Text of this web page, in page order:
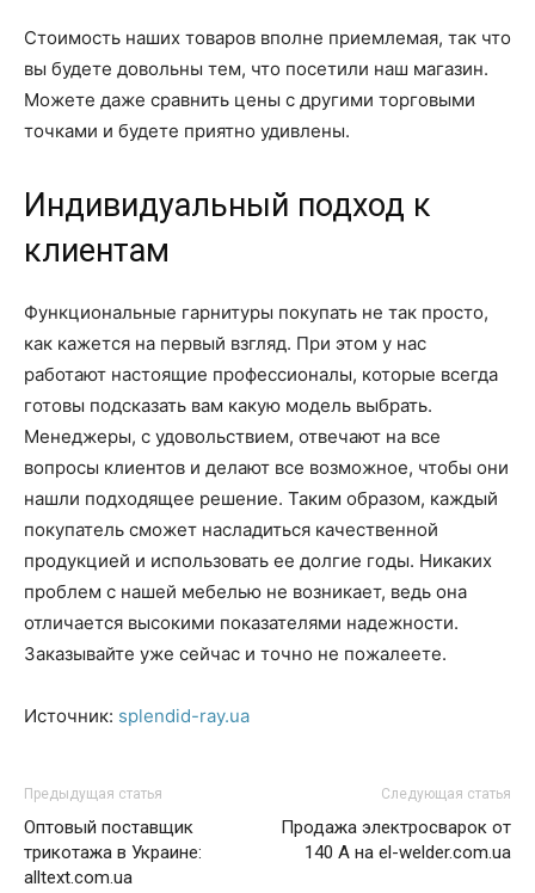
Стоимость наших товаров вполне приемлемая, так что
вы будете довольны тем, что посетили наш магазин.
Можете даже сравнить цены с другими торговыми
точками и будете приятно удивлены.
Индивидуальный подход к
клиентам
Функциональные гарнитуры покупать не так просто,
как кажется на первый взгляд. При этом у нас
работают настоящие профессионалы, которые всегда
готовы подсказать вам какую модель выбрать.
Менеджеры, с удовольствием, отвечают на все
вопросы клиентов и делают все возможное, чтобы они
нашли подходящее решение. Таким образом, каждый
покупатель сможет насладиться качественной
продукцией и использовать ее долгие годы. Никаких
проблем с нашей мебелью не возникает, ведь она
отличается высокими показателями надежности.
Заказывайте уже сейчас и точно не пожалеете.
Источник: splendid-ray.ua
Предыдущая статья
Оптовый поставщик
трикотажа в Украине:
alltext.com.ua
Следующая статья
Продажа электросварок от
140 А на el-welder.com.ua